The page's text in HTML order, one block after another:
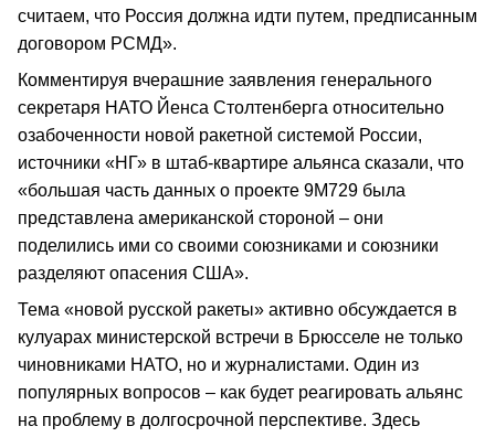
считаем, что Россия должна идти путем, предписанным
договором РСМД».
Комментируя вчерашние заявления генерального
секретаря НАТО Йенса Столтенберга относительно
озабоченности новой ракетной системой России,
источники «НГ» в штаб-квартире альянса сказали, что
«большая часть данных о проекте 9М729 была
представлена американской стороной – они
поделились ими со своими союзниками и союзники
разделяют опасения США».
Тема «новой русской ракеты» активно обсуждается в
кулуарах министерской встречи в Брюсселе не только
чиновниками НАТО, но и журналистами. Один из
популярных вопросов – как будет реагировать альянс
на проблему в долгосрочной перспективе. Здесь